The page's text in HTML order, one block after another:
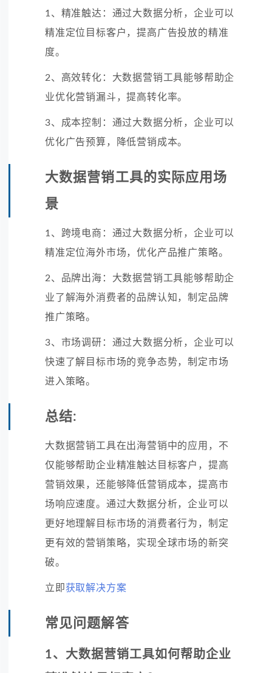
1、精准触达：通过大数据分析，企业可以
精准定位目标客户，提高广告投放的精准
度。
2、高效转化：大数据营销工具能够帮助企
业优化营销漏斗，提高转化率。
3、成本控制：通过大数据分析，企业可以
优化广告预算，降低营销成本。
大数据营销工具的实际应用场
景
1、跨境电商：通过大数据分析，企业可以
精准定位海外市场，优化产品推广策略。
2、品牌出海：大数据营销工具能够帮助企
业了解海外消费者的品牌认知，制定品牌
推广策略。
3、市场调研：通过大数据分析，企业可以
快速了解目标市场的竞争态势，制定市场
进入策略。
总结:
大数据营销工具在出海营销中的应用，不
仅能够帮助企业精准触达目标客户，提高
营销效果，还能够降低营销成本，提高市
场响应速度。通过大数据分析，企业可以
更好地理解目标市场的消费者行为，制定
更有效的营销策略，实现全球市场的新突
破。
立即获取解决方案
常见问题解答
1、大数据营销工具如何帮助企业